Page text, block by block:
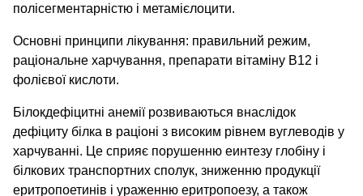
полісегментарністю і метамієлоцити.
Основні принципи лікування: правильний режим,
раціональне харчування, препарати вітаміну В12 і
фолієвої кислоти.
Білокдефіцитні анемії розвиваються внаслідок
дефіциту білка в раціоні з високим рівнем вуглеводів у
харчуванні. Це сприяє порушенню еинтезу глобіну і
білкових транспортних сполук, зниженню продукції
еритропоетинів і ураженню еритропоезу, а також